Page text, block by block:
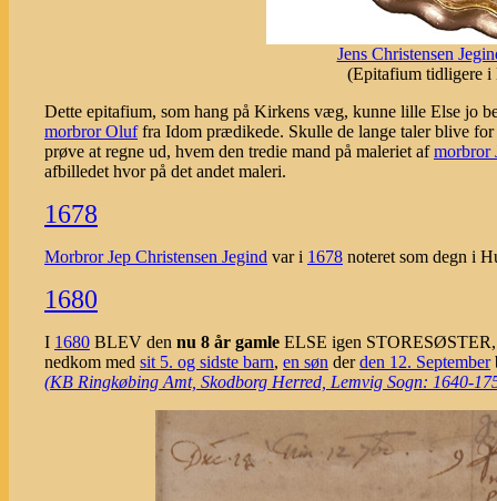
Jens Christensen
(Epitafium tidligere i
Dette epitafium, som hang på Kirkens væg, kunne lille Else jo
morbror Oluffra Idom prædikede. Skulle de lange taler blive for
prøve at regne ud, hvem den tredie mand på maleriet afmorbror
afbilledet hvor på det andet maleri.
1678
Morbror Jep Christensen Jegind var i 1678 noteret som degn i
1680
I 1680 BLEV den nu 8 år gamle ELSE igen
nedkom med sit 5. og sidste barn, en søn derden 12. September
(KB Ringkøbing Amt, Skodborg Herred, Lemvig Sogn: 1640-